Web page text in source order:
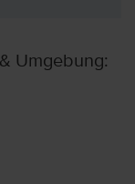
Umgebung: